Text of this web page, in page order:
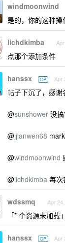
windmoonwind
是的，你的这种操
lichdkimba
点那个添加条件
hanssx OP Apr
帖子下沉了，感谢
@sunshower 没搞
@jjianwen68
@windmoonwind
@lichdkimba 每次
wdssmq Apr
「* 个资源未加
hanssx OP Apr